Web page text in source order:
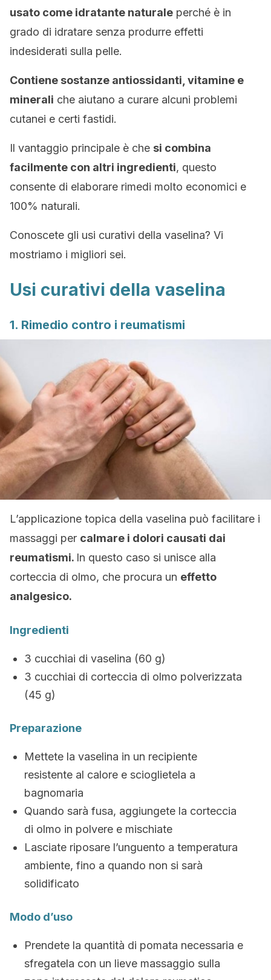
usato come idratante naturale perché è in
grado di idratare senza produrre effetti
indesiderati sulla pelle.
Contiene sostanze antiossidanti, vitamine e
minerali che aiutano a curare alcuni problemi
cutanei e certi fastidi.
Il vantaggio principale è che si combina
facilmente con altri ingredienti, questo
consente di elaborare rimedi molto economici e
100% naturali.
Conoscete gli usi curativi della vaselina? Vi
mostriamo i migliori sei.
Usi curativi della vaselina
1. Rimedio contro i reumatismi
L’applicazione topica della vaselina può facilitare i
massaggi per calmare i dolori causati dai
reumatismi. In questo caso si unisce alla
corteccia di olmo, che procura un effetto
analgesico.
Ingredienti
3 cucchiai di vaselina (60 g)
3 cucchiai di corteccia di olmo polverizzata
(45 g)
Preparazione
Mettete la vaselina in un recipiente
resistente al calore e scioglietela a
bagnomaria
Quando sarà fusa, aggiungete la corteccia
di olmo in polvere e mischiate
Lasciate riposare l’unguento a temperatura
ambiente, fino a quando non si sarà
solidificato
Modo d’uso
Prendete la quantità di pomata necessaria e
sfregatela con un lieve massaggio sulla